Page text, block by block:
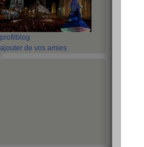
profil blog
ajouter de vos amies